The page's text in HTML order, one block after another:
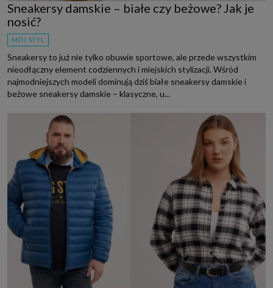
Sneakersy damskie – białe czy beżowe? Jak je
nosić?
MÓJ STYL
Sneakersy to już nie tylko obuwie sportowe, ale przede wszystkim
nieodłączny element codziennych i miejskich stylizacji. Wśród
najmodniejszych modeli dominują dziś białe sneakersy damskie i
beżowe sneakersy damskie – klasyczne, u...